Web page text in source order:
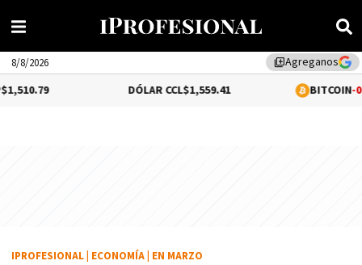
library_addAgreganos
8/8/2026
$1,559.41 -0.44%
IPROFESIONAL ECONOMÍA EN MARZO